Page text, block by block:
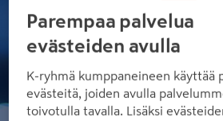
ARRAS
Parempaa palvelua
evästeiden avulla
K-ryhmä kumppaneineen käyttää
evästeitä, joiden avulla
toivotulla tavalla. Lisäksi